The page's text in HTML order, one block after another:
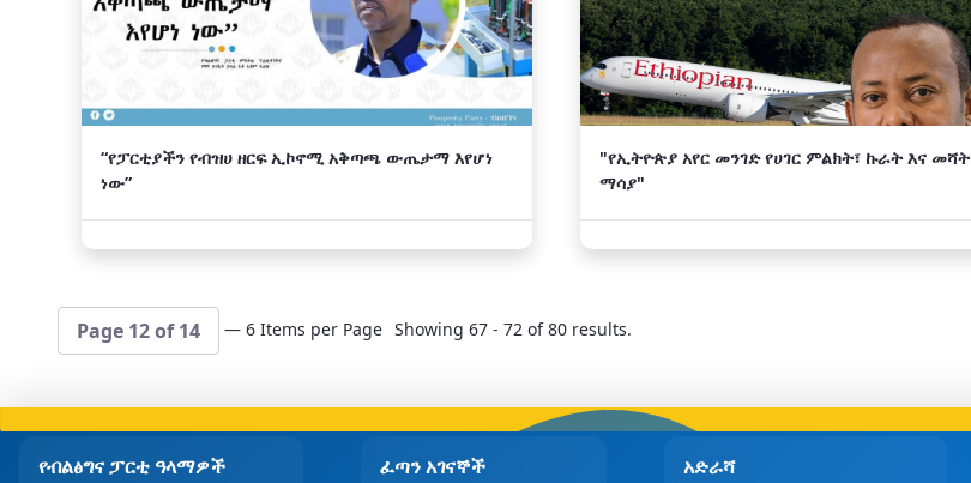
“የፓርቲያችን የብዝሀ ዘርፍ ኢኮኖሚ አቅጣጫ ውጤታማ እየሆነ
ነው”
"የኢትዮጵያ አየር መንገድ የሀገር ምልክት፣ ኩራት እና መሻት
ማሳያ"
Page 12 of 14 — 6 Items per Page Showing 67 - 72 of 80 results.
የብልፅግና ፓርቲ ዓላማዎች ፈጣን አገናኞች አድራሻ